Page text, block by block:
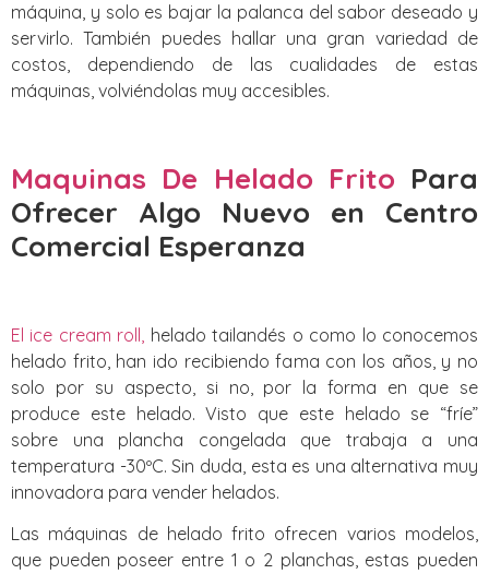
máquina, y solo es bajar la palanca del sabor deseado y
servirlo. También puedes hallar una gran variedad de
costos, dependiendo de las cualidades de estas
máquinas, volviéndolas muy accesibles.
Maquinas De Helado Frito Para
Ofrecer Algo Nuevo
en Centro
Comercial Esperanza
El ice cream roll, helado tailandés o como lo conocemos
helado frito, han ido recibiendo fama con los años, y no
solo por su aspecto, si no, por la forma en que se
produce este helado. Visto que este helado se “fríe”
sobre una plancha congelada que trabaja a una
temperatura -30ºC. Sin duda, esta es una alternativa muy
innovadora para vender helados.
Las máquinas de helado frito ofrecen varios modelos,
que pueden poseer entre 1 o 2 planchas, estas pueden